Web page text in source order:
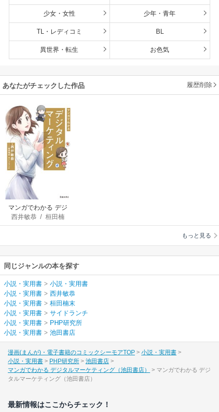
少女・女性 少年・青年
TL・レディコミ BL
異世界・転生 お色気
あなたがチェックした作品 履歴削除
マンガでわかる デジ
タルマーケティング
（池田書店）
西井敏恭 /桓田楠
末/サイドランチ
もっと見る
同じジャンルの本を探す
小説・実用書 > 小説・実用書
小説・実用書 > 西井敏恭
小説・実用書 > 桓田楠末
小説・実用書 > サイドランチ
小説・実用書 > PHP研究所
小説・実用書 > 池田書店
漫画(まんが)・電子書籍のコミックシーモアTOP
小説・実用書
小説・実用書
PHP研究所
池田書店
マンガでわかる デジタルマーケティング（池田書店）
マンガでわかる デジ
タルマーケティング（池田書店）
最新情報はここからチェック！